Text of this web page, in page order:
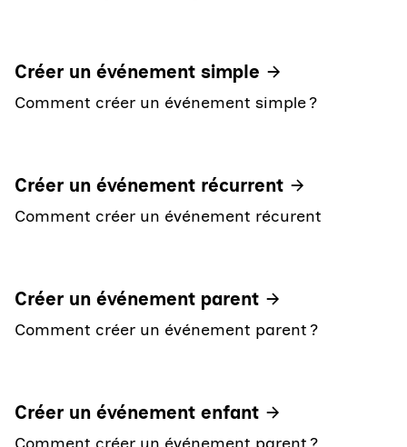
Créer un événement simple
Comment créer un événement simple ?
Créer un événement récurrent
Comment créer un événement récurent
Créer un événement parent
Comment créer un événement parent ?
Créer un événement enfant